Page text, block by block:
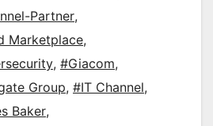
Partner,
Marketplace,
, #Giacom,
Group, #IT Channel,
Baker,